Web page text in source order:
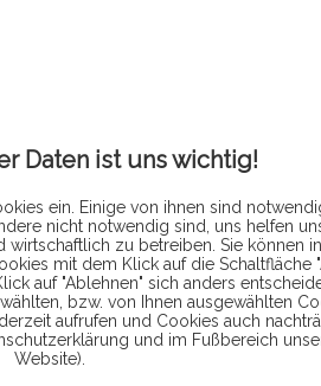
Daten ist uns wichtig!
ein. Einige von ihnen sind
nicht notwendig sind, uns helfen
zu betreiben. Sie können
mit dem Klick auf die Schaltfläche
auf "Ablehnen" sich anders
bzw. von Ihnen ausgewählten
aufrufen und Cookies auch
und im Fußbereich
Website).
Lieferzeit